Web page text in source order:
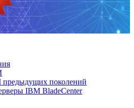
предыдущих поколений
IBM BladeCenter